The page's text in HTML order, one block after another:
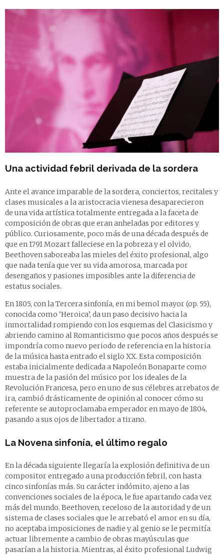
Una actividad febril derivada de la sordera
Ante el avance imparable de la sordera, conciertos, recitales y
clases musicales a la aristocracia vienesa desaparecieron
de una vida artística totalmente entregada a la faceta de
composición de obras que eran anheladas por editores y
público. Curiosamente, poco más de una década después de
que en 1791 Mozart falleciese en la pobreza y el olvido,
Beethoven saboreaba las mieles del éxito profesional, algo
que nada tenía que ver su vida amorosa, marcada por
desengaños y pasiones imposibles ante la diferencia de
estatus sociales.
En 1805, con la Tercera sinfonía, en mi bemol mayor (op. 55),
conocida como ‘Heroica’, da un paso decisivo hacia la
inmortalidad rompiendo con los esquemas del Clasicismo y
abriendo camino al Romanticismo que pocos años después se
impondría como nuevo periodo de referencia en la historia
de la música hasta entrado el siglo XX. Esta composición
estaba inicialmente dedicada a Napoleón Bonaparte como
muestra de la pasión del músico por los ideales de la
Revolución Francesa, pero en uno de sus célebres arrebatos de
ira, cambió drásticamente de opinión al conocer cómo su
referente se autoproclamaba emperador en mayo de 1804,
pasando a sus ojos de libertador a tirano.
La Novena sinfonía, el último regalo
En la década siguiente llegaría la explosión definitiva de un
compositor entregado a una producción febril, con hasta
cinco sinfonías más. Su carácter indómito, ajeno a las
convenciones sociales de la época, le fue apartando cada vez
más del mundo. Beethoven, receloso de la autoridad y de un
sistema de clases sociales que le arrebató el amor en su día,
no aceptaba imposiciones de nadie y al genio se le permitía
actuar libremente a cambio de obras mayúsculas que
pasarían a la historia. Mientras, al éxito profesional Ludwig